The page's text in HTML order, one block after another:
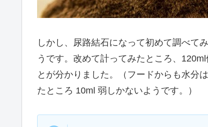
しかし、尿路結石になって初めて調べて
うです。改めて計ってみたところ、
とが分かりました。（フードからも水分
たところ 10ml 弱しかないようです。）